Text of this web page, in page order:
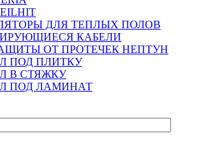
ДЛЯ ТЕПЛЫХ ПОЛОВ
КАБЕЛИ
ОТ ПРОТЕЧЕК НЕПТУН
ПОД ПЛИТКУ
В СТЯЖКУ
ПОД ЛАМИНАТ